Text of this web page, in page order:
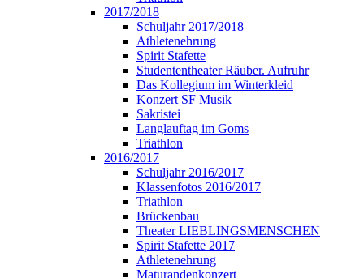
2017/2018
Schuljahr 2017/2018
Athletenehrung
Spirit Stafette
Studententheater Räuber. Aufruhr
Das Kollegium im Winterkleid
Konzert SF Musik
Sakristei
Langlauftag im Goms
Triathlon
2016/2017
Schuljahr 2016/2017
Klassenfotos 2016/2017
Triathlon
Brückenbau
Theater LIEBLINGSMENSCHEN
Spirit Stafette 2017
Athletenehrung
Maturandenkonzert